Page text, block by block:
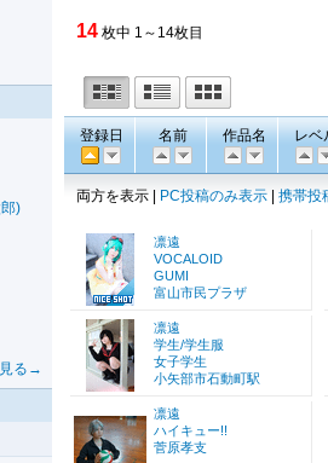
)
る→
14 枚中 1～14枚目
登録日 名前 作品名 レベ
両方を表示 | PC投稿のみ表示 携帯投
凛遠
VOCALOID
GUMI
富山市民プラザ
凛遠
学生/学生服
女子学生
小矢部市石動町駅
凛遠
ハイキュー!!
菅原孝支